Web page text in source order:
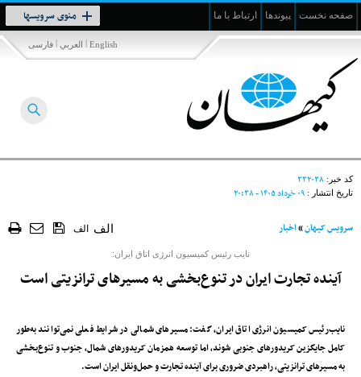
صفحه نخست پیوندها ارتباط با ما منوی سرویسها
Toggle
navigation
فارسی | العربي | English
کد خبر: ۳۳۲۰۳۸
تاریخ انتشار : ۰۹ خرداد ۱۴۰۵ - ۲۰:۳۸
سرویس کیهان»اخبار الف الف
نایب ‌رئیس کمیسیون انرژی اتاق ایران:
آینده تجارت ایران در تنوع‌بخشی به مسیرهای ترانزیتی است
نایب‌رئیس کمیسیون انرژی اتاق ایران، گفت: مسیرهای شمالی در شرایط فعلی نمی‌توانند به‌طور
کامل جایگزین کریدورهای جنوبی شوند، اما توسعه همزمان کریدورهای شمال، جنوب و تنوع‌بخشی
به مسیرهای ترانزیتی، راهبردی ضروری برای آینده تجارت و حمل‌ونقل ایران است.